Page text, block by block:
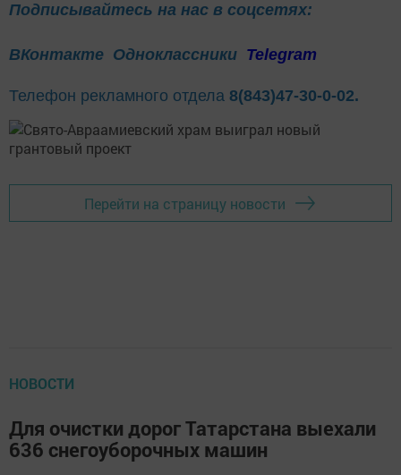
Подписывайтесь на нас в соцсетях:
ВКонтакте Одноклассники Telegram
Телефон рекламного отдела 8(843)47-30-0-02.
Перейти на страницу новости
НОВОСТИ
Для очистки дорог Татарстана выехали
636 снегоуборочных машин